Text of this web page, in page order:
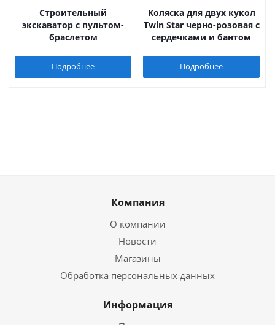
Строительный
экскаватор с пультом-
браслетом
Подробнее
Коляска для двух кукол
Twin Star черно-розовая с
сердечками и бантом
Подробнее
Компания
О компании
Новости
Магазины
Обработка персональных данных
Информация